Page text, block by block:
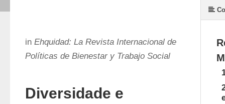
in Ehquidad: La Revista Internacional de
Políticas de Bienestar y Trabajo Social
Diversidade e